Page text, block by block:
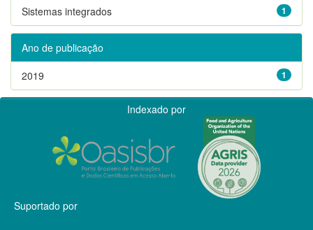
1
Sistemas integrados
Ano de publicação
1
2019
Indexado por
Suportado por